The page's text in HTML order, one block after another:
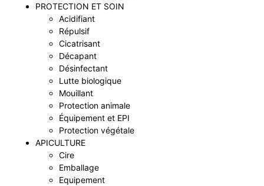
PROTECTION ET SOIN
Acidifiant
Répulsif
Cicatrisant
Décapant
Désinfectant
Lutte biologique
Mouillant
Protection animale
Équipement et EPI
Protection végétale
APICULTURE
Cire
Emballage
Equipement